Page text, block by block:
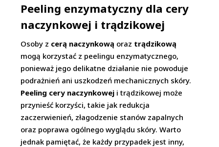
Peeling enzymatyczny dla cery
naczynkowej i trądzikowej
Osoby z cerą naczynkową oraz trądzikową
mogą korzystać z peelingu enzymatycznego,
ponieważ jego delikatne działanie nie powoduje
podrażnień ani uszkodzeń mechanicznych skóry.
Peeling cery naczynkowej i trądzikowej może
przynieść korzyści, takie jak redukcja
zaczerwienień, złagodzenie stanów zapalnych
oraz poprawa ogólnego wyglądu skóry. Warto
jednak pamiętać, że każdy przypadek jest inny,